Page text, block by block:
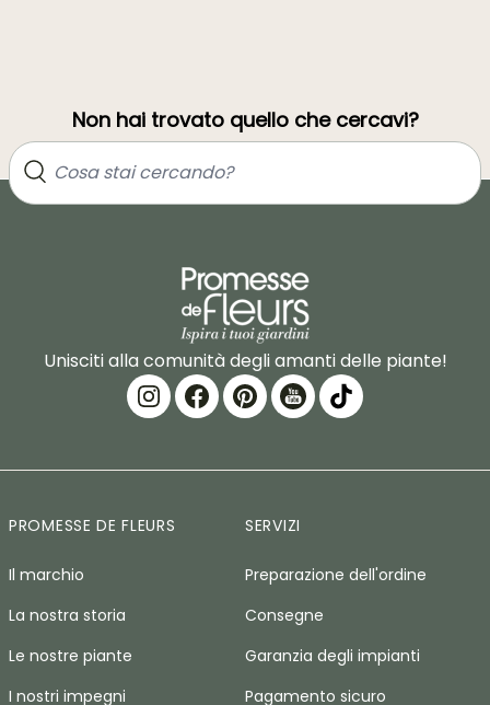
Non hai trovato quello che cercavi?
Unisciti alla comunità degli amanti delle piante!
PROMESSE DE FLEURS
Il marchio
La nostra storia
Le nostre piante
I nostri impegni
SERVIZI
Preparazione dell'ordine
Consegne
Garanzia degli impianti
Pagamento sicuro